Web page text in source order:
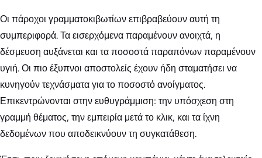
Οι πάροχοι γραμματοκιβωτίων επιβραβεύουν αυτή τη
συμπεριφορά. Τα εισερχόμενα παραμένουν ανοιχτά, η
δέσμευση αυξάνεται και τα ποσοστά παραπόνων παραμένουν
υγιή. Οι πιο έξυπνοι αποστολείς έχουν ήδη σταματήσει να
κυνηγούν τεχνάσματα για το ποσοστό ανοίγματος.
Επικεντρώνονται στην ευθυγράμμιση: την υπόσχεση στη
γραμμή θέματος, την εμπειρία μετά το κλικ, και τα ίχνη
δεδομένων που αποδεικνύουν τη συγκατάθεση.